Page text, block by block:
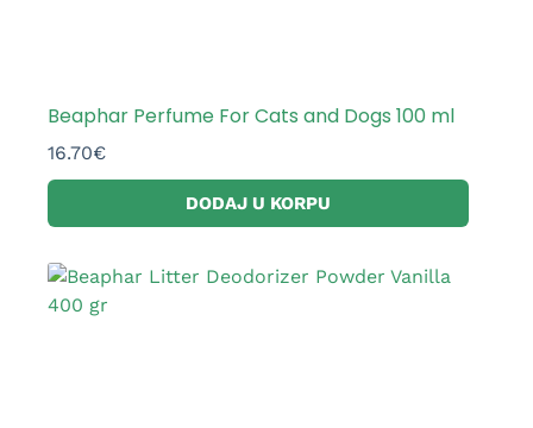
Beaphar Perfume For Cats and Dogs 100 ml
16.70€
DODAJ U KORPU